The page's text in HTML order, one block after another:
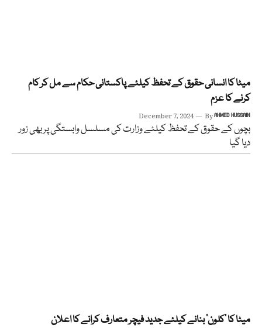
میٹا کا انسانی حقوق کے تحفظ کیلئے پاکستانی حکام سے مل کر کام
کرنے کا عزم
December 7, 2024 ByAHMED HUSSAIN
بچوں کے حقوق کے تحفظ کیلئے وزارت کی مسلسل وابستگی پر بھی زور
دیا گیا
میٹا کا ‘کلون’ بنانے کیلئے جدید فیچر متعارف کرانے کا اعلان